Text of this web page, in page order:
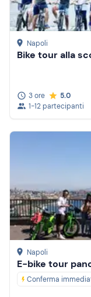
Napoli
Bike tour alla
3 ore
5.0
1-12 partecipanti
Napoli
E-bike tour
Conferma